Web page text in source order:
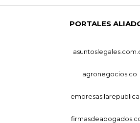
PORTALES
agronegocios.co